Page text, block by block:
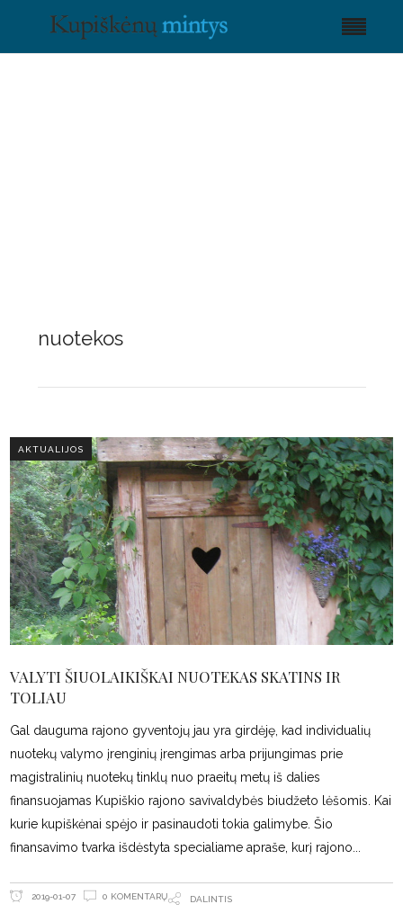
nuotekos
AKTUALIJOS
VALYTI ŠIUOLAIKIŠKAI NUOTEKAS SKATINS IR
TOLIAU
Gal dauguma rajono gyventojų jau yra girdėję, kad individualių
nuotekų valymo įrenginių įrengimas arba prijungimas prie
magistralinių nuotekų tinklų nuo praeitų metų iš dalies
finansuojamas Kupiškio rajono savivaldybės biudžeto lėšomis. Kai
kurie kupiškėnai spėjo ir pasinaudoti tokia galimybe. Šio
finansavimo tvarka išdėstyta specialiame apraše, kurį rajono
2019-01-07 0 KOMENTARŲ DALINTIS